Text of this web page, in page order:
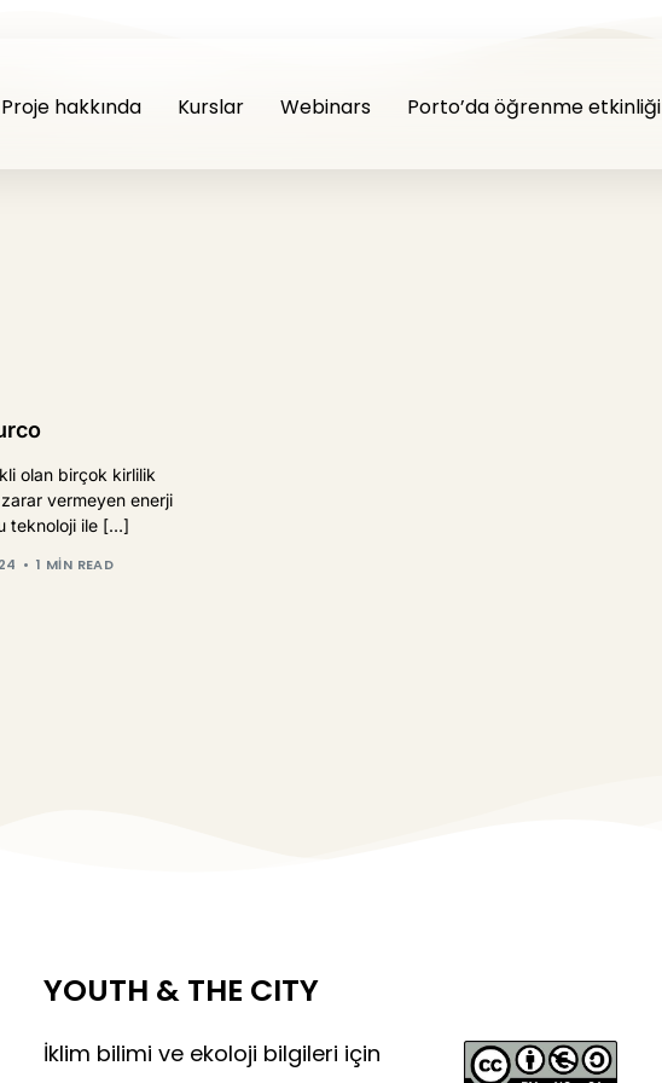
Proje hakkında Kurslar Webinars Porto’da öğrenme etkinliği
olan birçok kirlilik
vermeyen enerji
teknoloji ile […]
1 MIN READ
YOUTH & THE CITY
İklim bilimi ve ekoloji bilgileri için